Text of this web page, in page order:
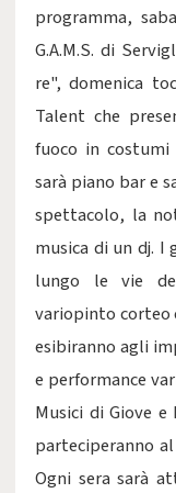
programma,
G.A.M.S. di
re", domenica
Talent che
fuoco in costumi
sarà piano bar e
spettacolo, la
musica di un dj.
lungo le vie
variopinto corteo
esibiranno agli
e performance
Musici di Giove
parteciperanno
Ogni sera sarà